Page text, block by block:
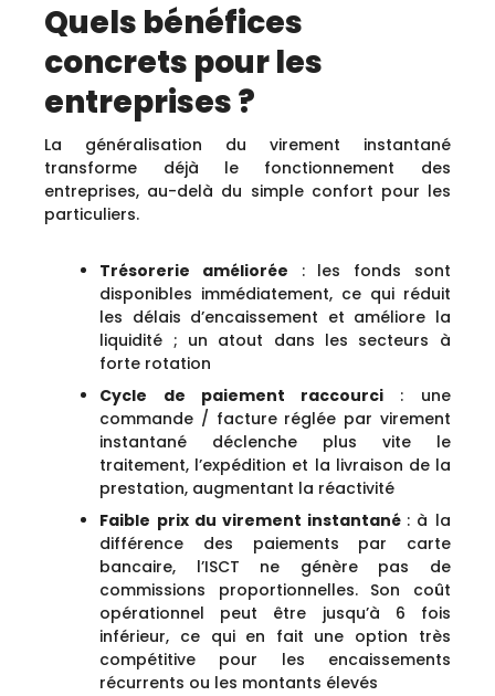
Quels bénéfices
concrets pour les
entreprises ?
La généralisation du virement instantané
transforme déjà le fonctionnement des
entreprises, au-delà du simple confort pour les
particuliers.
Trésorerie améliorée : les fonds sont
disponibles immédiatement, ce qui réduit
les délais d’encaissement et améliore la
liquidité ; un atout dans les secteurs à
forte rotation
Cycle de paiement raccourci : une
commande / facture réglée par virement
instantané déclenche plus vite le
traitement, l’expédition et la livraison de la
prestation, augmentant la réactivité
Faible prix du virement instantané : à la
différence des paiements par carte
bancaire, l’ISCT ne génère pas de
commissions proportionnelles. Son coût
opérationnel peut être jusqu’à 6 fois
inférieur, ce qui en fait une option très
compétitive pour les encaissements
récurrents ou les montants élevés